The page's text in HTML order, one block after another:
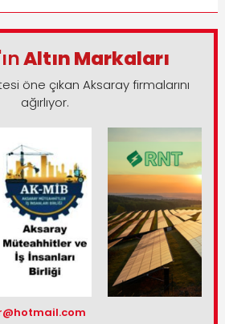
Altın Markaları
öne çıkan Aksaray firmalarını
ağırlıyor.